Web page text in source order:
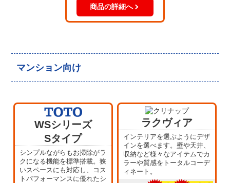
商品の詳細へ
マンション向け
WSシリーズ
Sタイプ
シンプルながらもお掃除がラ
クになる機能を標準搭載。狭
いスペースにも対応し、コス
トパフォーマンスに優れたシ
ラクヴィア
インテリアを選ぶようにデザ
インを選べます。壁や天井、
収納など様々なアイテムでカ
ラーや質感をトータルコーデ
ィネート。